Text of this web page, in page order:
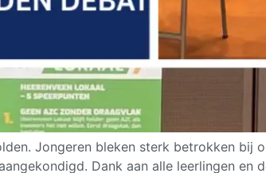
Jongeren bleken sterk betrokken bij
Dank aan alle leerlingen en